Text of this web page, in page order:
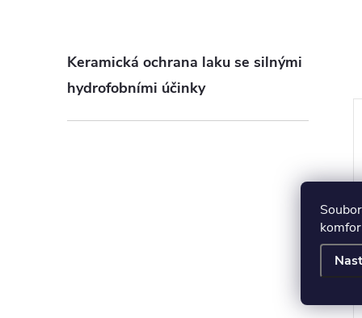
Keramická ochrana laku se silnými
hydrofobními účinky